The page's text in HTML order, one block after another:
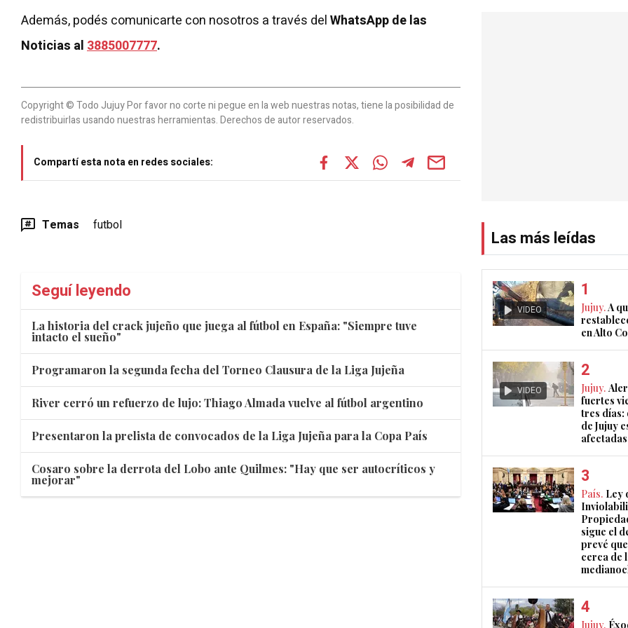
Además, podés comunicarte con nosotros a través delWhatsApp de las
Noticias al3885007777.
Copyright © Todo Jujuy Por favor no corte ni pegue en la web nuestras notas, tiene la posibilidad de
redistribuirlas usando nuestras herramientas. Derechos de autor reservados.
Compartí esta nota en redes sociales:
Temas futbol
Seguí leyendo
La historia del crack jujeño que juega al fútbol en España: "Siempre tuve
intacto el sueño"
Programaron la segunda fecha del Torneo Clausura de la Liga Jujeña
River cerró un refuerzo de lujo: Thiago Almada vuelve al fútbol argentino
Presentaron la prelista de convocados de la Liga Jujeña para la Copa País
Cosaro sobre la derrota del Lobo ante Quilmes: "Hay que ser autocríticos y
mejorar"
Las más leídas
VIDEO Jujuy.A
en Alto
VIDEO Jujuy.
fuertes
tres días:
de Jujuy
afectadas
País. Ley
sigue el
prevé
cerca de
Jujuy.